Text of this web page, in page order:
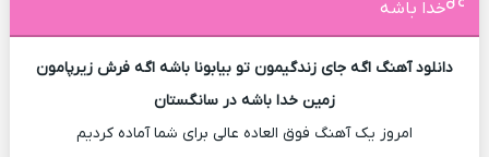
خدا باشه
دانلود آهنگ اگه جای زندگیمون تو بیابونا باشه اگه فرش زیرپامون
زمین خدا باشه در سانگستان
امروز یک آهنگ فوق العاده عالی برای شما آماده کردیم